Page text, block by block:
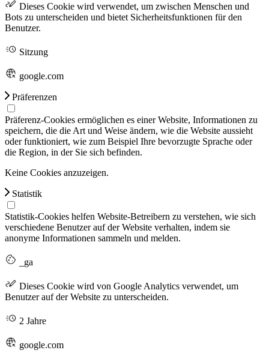
Dieses Cookie wird verwendet, um zwischen Menschen und
Bots zu unterscheiden und bietet Sicherheitsfunktionen für den
Benutzer.
Sitzung
google.com
Präferenzen
Präferenz-Cookies ermöglichen es einer Website, Informationen zu
speichern, die die Art und Weise ändern, wie die Website aussieht
oder funktioniert, wie zum Beispiel Ihre bevorzugte Sprache oder
die Region, in der Sie sich befinden.
Keine Cookies anzuzeigen.
Statistik
Statistik-Cookies helfen Website-Betreibern zu verstehen, wie sich
verschiedene Benutzer auf der Website verhalten, indem sie
anonyme Informationen sammeln und melden.
_ga
Dieses Cookie wird von Google Analytics verwendet, um
Benutzer auf der Website zu unterscheiden.
2 Jahre
google.com